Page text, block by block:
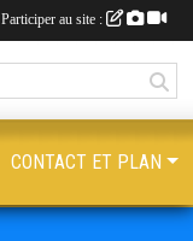
CONTACT ET PLAN
Participer au site :